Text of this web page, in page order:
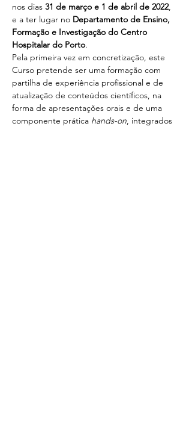
nos dias 31 de março e 1 de abril de 2022,
e a ter lugar no Departamento de Ensino,
Formação e Investigação do Centro
Hospitalar do Porto.
Pela primeira vez em concretização, este
Curso pretende ser uma formação com
partilha de experiência profissional e de
atualização de conteúdos científicos, na
forma de apresentações orais e de uma
componente prática hands-on, integrados